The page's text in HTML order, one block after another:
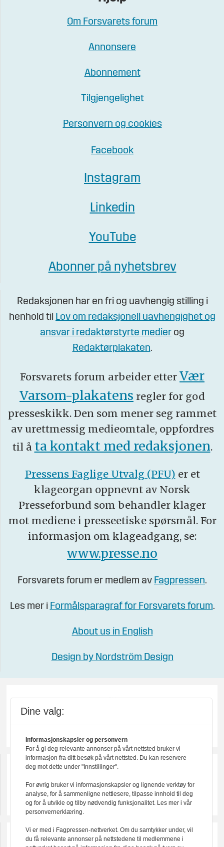
Om Forsvarets forum
Annonsere
Abonnement
Tilgjengelighet
Personvern og cookies
Facebook
Instagram
Linkedin
YouTube
Abonner på nyhetsbrev
Redaksjonen har en fri og uavhengig stilling i
henhold til Lov om redaksjonell uavhengighet og
ansvar i redaktørstyrte medier og
Redaktørplakaten.
Forsvarets forum arbeider etter Vær
Varsom-plakatens regler for god
presseskikk. Den som mener seg rammet
av urettmessig medieomtale, oppfordres
til å ta kontakt med redaksjonen.
Pressens Faglige Utvalg (PFU) er et
klageorgan oppnevnt av Norsk
Presseforbund som behandler klager
mot mediene i presseetiske spørsmål. For
informasjon om klageadgang, se:
www.presse.no
Forsvarets forum er medlem av Fagpressen.
Les mer i Formålsparagraf for Forsvarets forum.
About us in English
Design by Nordström Design
Dine valg:
Informasjonskapsler og personvern
For å gi deg relevante annonser på vårt nettsted bruker vi
informasjon fra ditt besøk på vårt nettsted. Du kan reservere
deg mot dette under "Innstillinger".
For øvrig bruker vi informasjonskapsler og lignende verktøy for
analyse, for å sammenligne nettlesere, tilpasse innhold til deg
og for å utvikle og tilby nødvendig funksjonalitet. Les mer i vår
personvernerklæring.
Vi er med i Fagpressen-nettverket. Om du samtykker under, vil
du få relevante annonser på nettstedene til medlemmene i